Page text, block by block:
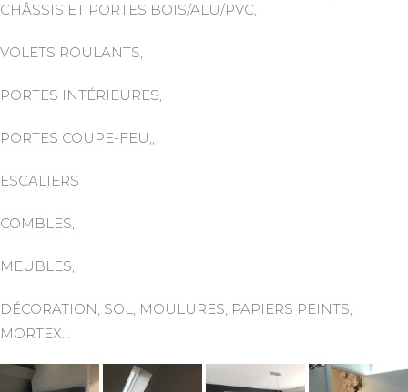
CHÂSSIS ET PORTES BOIS/ALU/PVC,
VOLETS ROULANTS,
PORTES INTÉRIEURES,
PORTES COUPE-FEU,,
ESCALIERS
COMBLES,
MEUBLES,
DÉCORATION, SOL, MOULURES, PAPIERS PEINTS,
MORTEX…